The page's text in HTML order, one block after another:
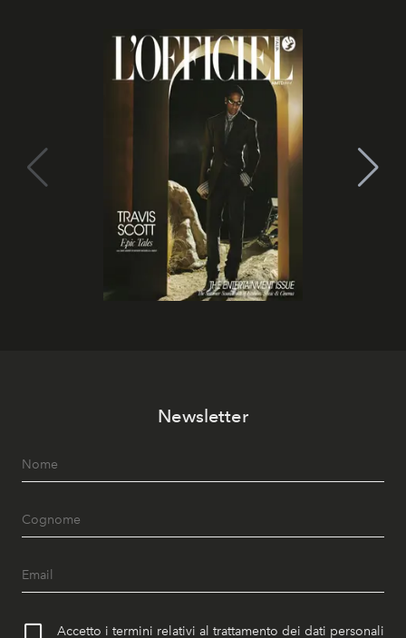
Newsletter
Accetto i termini relativi al trattamento dei dati personali